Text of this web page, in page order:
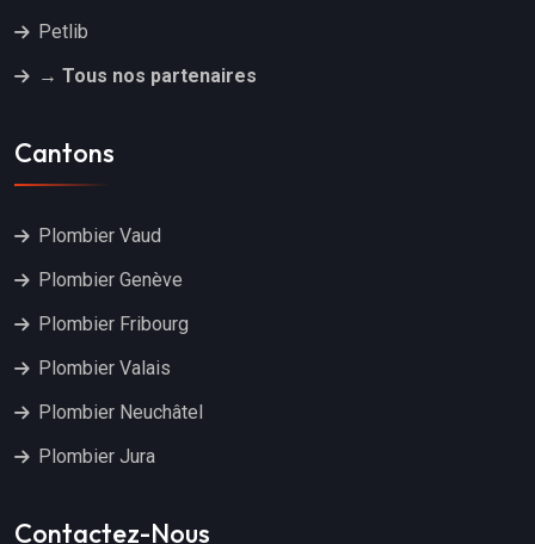
Petlib
→ Tous nos partenaires
Cantons
Plombier Vaud
Plombier Genève
Plombier Fribourg
Plombier Valais
Plombier Neuchâtel
Plombier Jura
Contactez-Nous